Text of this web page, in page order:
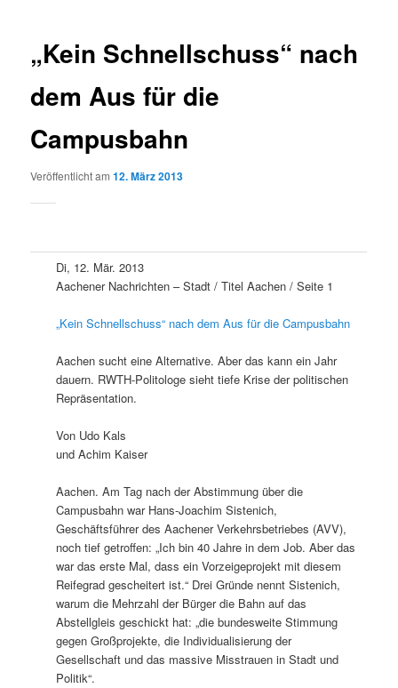
„Kein Schnellschuss“ nach
dem Aus für die
Campusbahn
Veröffentlicht am12. März 2013
Di, 12. Mär. 2013
Aachener Nachrichten – Stadt / Titel Aachen / Seite 1
„Kein Schnellschuss“ nach dem Aus für die Campusbahn
Aachen sucht eine Alternative. Aber das kann ein Jahr
dauern. RWTH-Politologe sieht tiefe Krise der politischen
Repräsentation.
Von Udo Kals
und Achim Kaiser
Aachen. Am Tag nach der Abstimmung über die
Campusbahn war Hans-Joachim Sistenich,
Geschäftsführer des Aachener Verkehrsbetriebes (AVV),
noch tief getroffen: „Ich bin 40 Jahre in dem Job. Aber das
war das erste Mal, dass ein Vorzeigeprojekt mit diesem
Reifegrad gescheitert ist.“ Drei Gründe nennt Sistenich,
warum die Mehrzahl der Bürger die Bahn auf das
Abstellgleis geschickt hat: „die bundesweite Stimmung
gegen Großprojekte, die Individualisierung der
Gesellschaft und das massive Misstrauen in Stadt und
Politik“.